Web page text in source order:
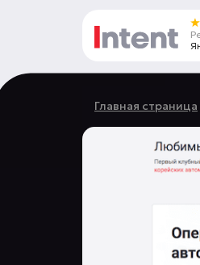
Главная страница